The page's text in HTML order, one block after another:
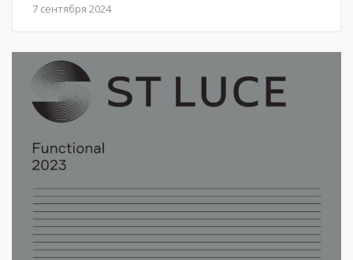
7 сентября 2024